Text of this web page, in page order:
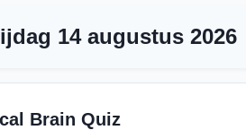
14 augustus 2026
Brain Quiz